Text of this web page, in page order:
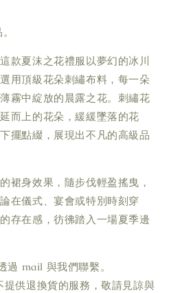
款夏沫之花禮服以夢幻的冰川
用頂級花朵刺繡布料，每一朵
霧中綻放的晨露之花。刺繡花
而上的花朵，緩緩墜落的花
擺點綴，展現出不凡的高級品
裙身效果，隨步伐輕盈搖曳，
在儀式、宴會或特別時刻穿
存在感，彷彿踏入一場夏季邊
過 mail 與我們聯繫。
提供退換貨的服務，敬請見諒與